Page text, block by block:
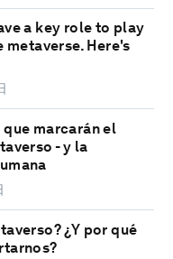
a key role to play
metaverse. Here's
marcarán el
- y la
¿Y por qué